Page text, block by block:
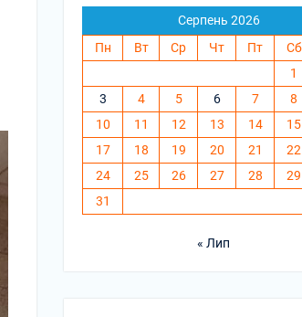
Серпень 2026
Пн
Вт Ср Чт Пт Сб
1
3
4 5 6 7 8
10
11 12 13 14 15
17
18 19 20 21 22
24
25 26 27 28 29
31
« Лип